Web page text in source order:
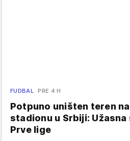
FUDBAL PRE 4 H
Potpuno uništen teren
stadionu u Srbiji:
Prve lige